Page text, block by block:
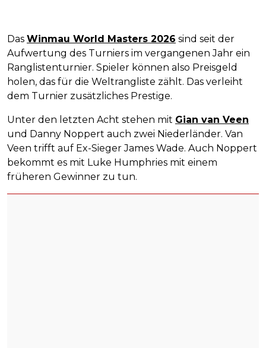
Das Winmau World Masters 2026 sind seit der
Aufwertung des Turniers im vergangenen Jahr ein
Ranglistenturnier. Spieler können also Preisgeld
holen, das für die Weltrangliste zählt. Das verleiht
dem Turnier zusätzliches Prestige.
Unter den letzten Acht stehen mit Gian van Veen
und Danny Noppert auch zwei Niederländer. Van
Veen trifft auf Ex-Sieger James Wade. Auch Noppert
bekommt es mit Luke Humphries mit einem
früheren Gewinner zu tun.